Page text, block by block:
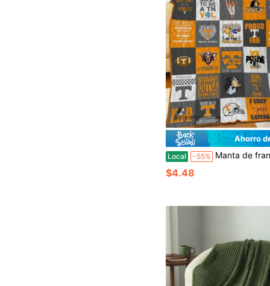
Ahorro
Local -55% Manta de franela de los Tennessee Volunteers para aficionados que brinda
$4.48